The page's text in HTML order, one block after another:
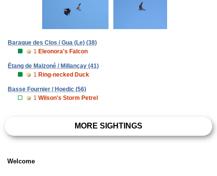
Baraque des Clos / Gua (Le) (38)
1 Eleonora's Falcon
Étang de Malzoné / Millançay (41)
1 Ring-necked Duck
Basse Fournier / Hoedic (56)
1 Wilson's Storm Petrel
MORE SIGHTINGS
Welcome